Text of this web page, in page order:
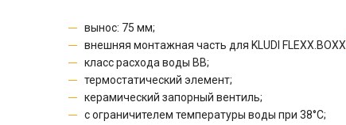
вынос: 75 мм;
внешняя монтажная часть для KLUDI FLEXX.BOXX
класс расхода воды BB;
термостатический элемент;
керамический запорный вентиль;
с ограничителем температуры воды при 38°C;